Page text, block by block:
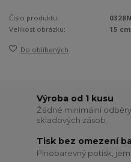
Číslo produktu:
Velikost obrázku:
15 cm
Do oblíbených
Výroba od 1 kusu
Žádné minimální
skladových zásob.
Tisk bez omezení
Plnobarevný potisk,